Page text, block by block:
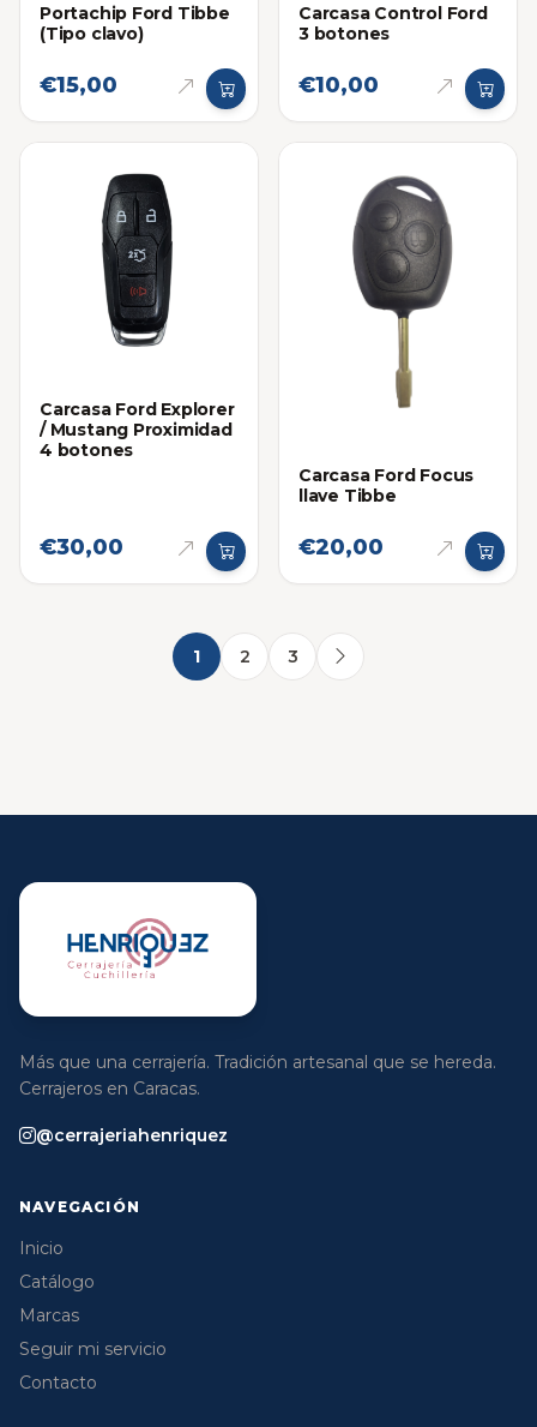
Portachip Ford Tibbe
(Tipo clavo)
€15,00
Carcasa Control Ford
3 botones
€10,00
Carcasa Ford Explorer
/ Mustang Proximidad
4 botones
€30,00
Carcasa Ford Focus
llave Tibbe
€20,00
1 2 3
Más que una cerrajería. Tradición artesanal que se hereda.
Cerrajeros en Caracas.
@cerrajeriahenriquez
NAVEGACIÓN
Inicio
Catálogo
Marcas
Seguir mi servicio
Contacto